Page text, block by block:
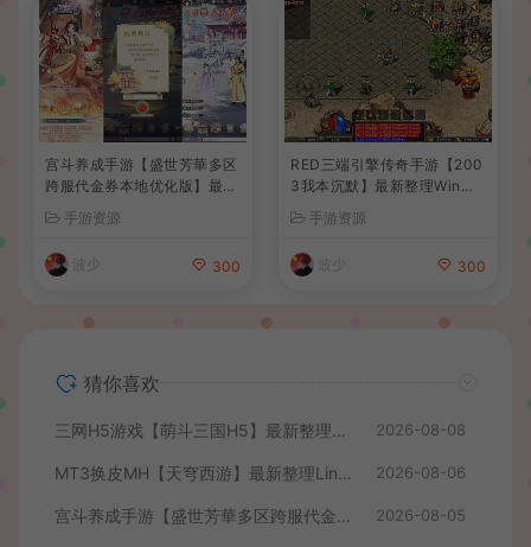
宫斗养成手游【盛世芳華多区
跨服代金券本地优化版】最新
整理单机一键即玩端+Linux
手工服务端+CDK授权后台
+安卓+详细搭建教程
手游资源
波少 300
RED三端引擎传奇手游【200
3我本沉默】最新整理Win系
服务端+安卓苹果PC三端+详
细搭建教程
手游资源
波少 300
猜你喜欢
三网H5游戏【萌斗三国H5】最新整理WIN系服务端+GM后台+详细搭建教程 2026-08-08
MT3换皮MH【天穹西游】最新整理Linux手工服务端+安卓苹果双端+GM后台+详细搭建教程+全套源码+视频教程 2026-08-06
宫斗养成手游【盛世芳華多区跨服代金券本地优化版】最新整理单机一键即玩端+Linux手工服务端+CDK授权后台+安卓+详细搭建教程 2026-08-05